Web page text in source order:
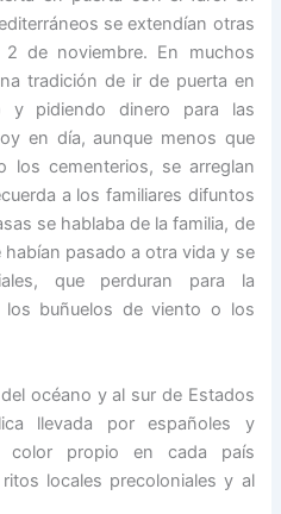
se extendían otras
de noviembre. En muchos
tradición de ir de puerta en
y pidiendo dinero para las
en día, aunque menos que
los cementerios, se arreglan
a los familiares difuntos
se hablaba de la familia, de
pasado a otra vida y se
que perduran para la
buñuelos de viento o los
océano y al sur de Estados
llevada por españoles y
color propio en cada país
locales precoloniales y al